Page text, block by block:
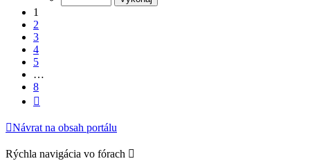
1
2
3
4
5
…
8
Návrat na obsah portálu
Rýchla navigácia vo fórach